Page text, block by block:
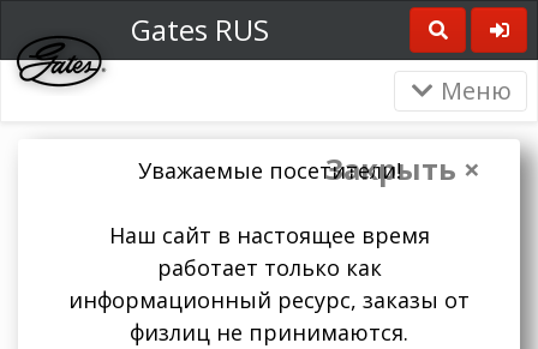
Gates RUS
Меню
Закрыть ×
Уважаемые посетители!
Наш сайт в настоящее время
работает только как
информационный ресурс, заказы от
физлиц не принимаются.